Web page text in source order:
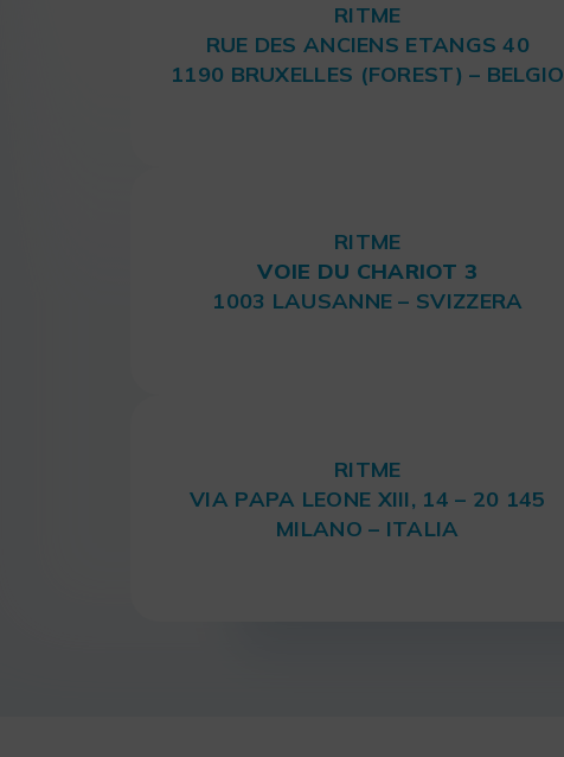
RITME
RUE DES ANCIENS ETANGS 40
1190 BRUXELLES (FOREST) – BELGIO
RITME
VOIE DU CHARIOT 3
1003 LAUSANNE – SVIZZERA
RITME
VIA PAPA LEONE XIII, 14 – 20 145
MILANO – ITALIA